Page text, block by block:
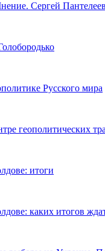
Сергей Пантелеев
Русского мира
геополитических
итоги
каких итогов